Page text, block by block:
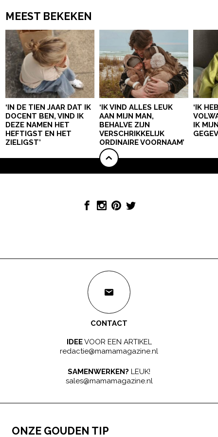
MEEST BEKEKEN
‘IN DE TIEN JAAR DAT IK
DOCENT BEN, VIND IK
DEZE NAMEN HET
HEFTIGST EN HET
ZIELIGST’
‘IK VIND ALLES LEUK
AAN MIJN MAN,
BEHALVE ZIJN
VERSCHRIKKELIJK
ORDINAIRE VOORNAAM’
‘IK
IK
CONTACT
IDEEVOOR EEN ARTIKEL
redactie@mamamagazine.nl
SAMENWERKEN? LEUK!
sales@mamamagazine.nl
ONZE GOUDEN TIP